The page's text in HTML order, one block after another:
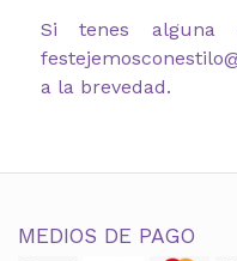
Si tenes alguna
a la brevedad.
MEDIOS DE PAGO